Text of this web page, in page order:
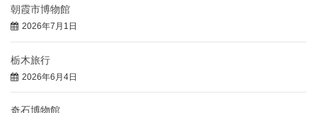
朝霞市博物館
2026年7月1日
栃木旅行
2026年6月4日
奇石博物館